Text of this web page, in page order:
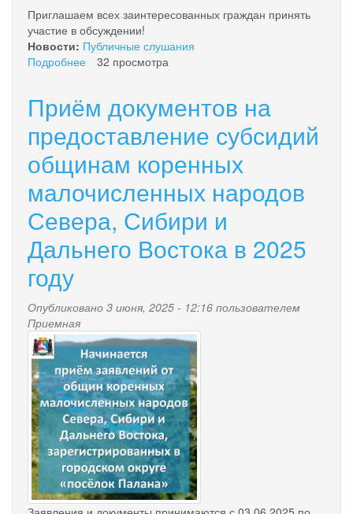
Приглашаем всех заинтересованных граждан принять
участие в обсуждении!
Новости: Публичные слушания
Подробнее
проведении
публичных
слушаний
32 просмотра
Приём документов на
предоставление субсидий
общинам коренных
малочисленных народов
Севера, Сибири и
Дальнего Востока в 2025
году
Опубликовано 3 июня, 2025 - 12:16 пользователем
Приемная